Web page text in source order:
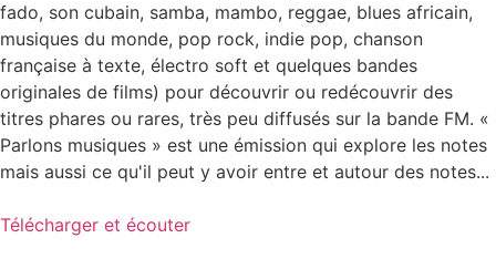
fado, son cubain, samba, mambo, reggae, blues africain,
musiques du monde, pop rock, indie pop, chanson
française à texte, électro soft et quelques bandes
originales de films) pour découvrir ou redécouvrir des
titres phares ou rares, très peu diffusés sur la bande FM. «
Parlons musiques » est une émission qui explore les notes
mais aussi ce qu'il peut y avoir entre et autour des notes...
Télécharger et écouter